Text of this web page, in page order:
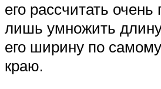
его рассчитать
лишь умножить
его ширину по
краю.